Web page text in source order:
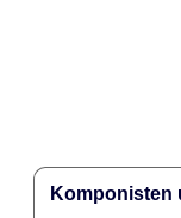
Komponisten